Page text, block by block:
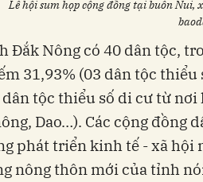
Lễ hội sum họp cộng đồng tại buôn Nui,
Đắk Nông có 40 dân tộc,
31,93% (03 dân tộc thiểu
dân tộc thiểu số di cư từ nơi
Dao…). Các cộng đồng
phát triển kinh tế - xã hội
nông thôn mới của tỉnh